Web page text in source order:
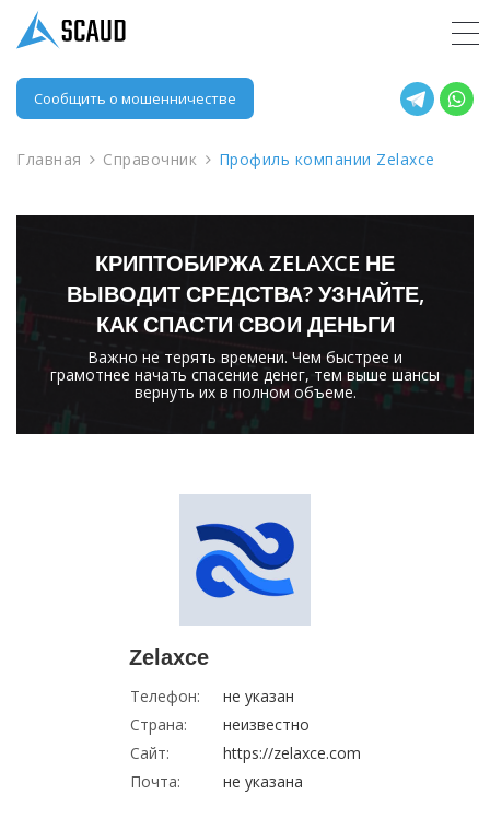
Сообщить о мошенничестве
Главная Справочник Профиль компании Zelaxce
КРИПТОБИРЖА ZELAXCE НЕ
ВЫВОДИТ СРЕДСТВА? УЗНАЙТЕ,
КАК СПАСТИ СВОИ ДЕНЬГИ
Важно не терять времени. Чем быстрее и
грамотнее начать спасение денег, тем выше шансы
вернуть их в полном объеме.
Zelaxce
Телефон:
не указан
Страна:
неизвестно
Сайт:
https://zelaxce.com
Почта:
не указана